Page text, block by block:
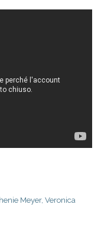
Meyer, Veronica